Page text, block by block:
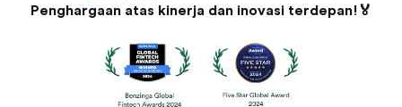
Penghargaan atas kinerja dan inovasi terdepan!🏅